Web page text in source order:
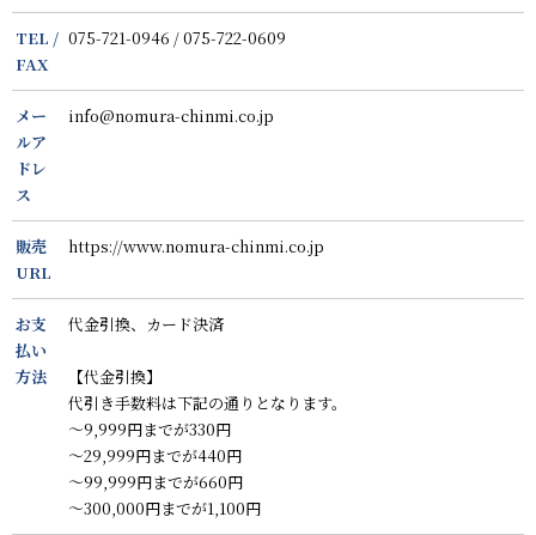
TEL /
FAX
075-721-0946 / 075-722-0609
メー
ルア
ドレ
ス
info@nomura-chinmi.co.jp
販売
URL
https://www.nomura-chinmi.co.jp
お支
払い
方法
代金引換、カード決済
【代金引換】
代引き手数料は下記の通りとなります。
～9,999円までが330円
～29,999円までが440円
～99,999円までが660円
～300,000円までが1,100円